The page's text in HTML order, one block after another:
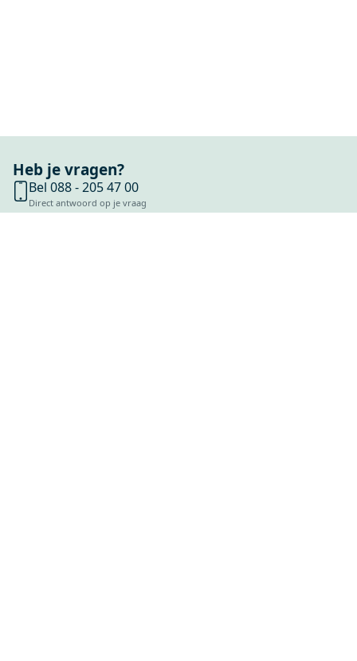
Heb je vragen?
Bel 088 - 205 47 00
Direct antwoord op je vraag